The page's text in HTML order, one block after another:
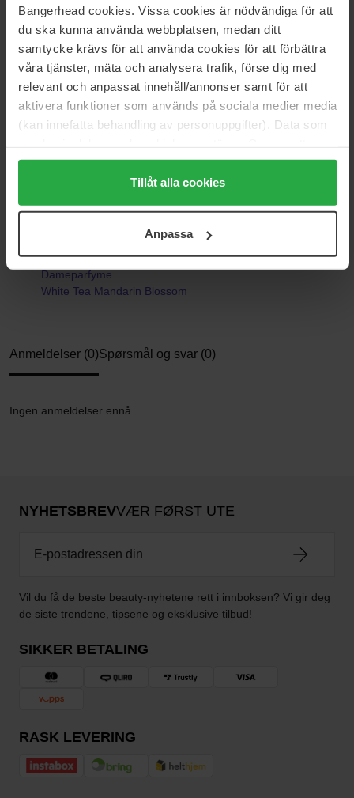
Bangerhead cookies. Vissa cookies är nödvändiga för att
du ska kunna använda webbplatsen, medan ditt
samtycke krävs för att använda cookies för att förbättra
våra tjänster, mäta och analysera trafik, förse dig med
relevant och anpassat innehåll/annonser samt för att
aktivera funktioner som används på sociala medier media
(kan innefatta behandling av personuppgifter). Data som
trycka på "Tillåt alla cookies" accepterar du alla cookies,
medan du under "Detaljer" kan anpassa användningen av
cookies. Du kan när som helst återkalla ditt samtycke.
Tillåt alla cookies
Anpassa
hvit te. Basenotene av moskus, ambroxan og sedertre gir en varm og
frisk dybde.
Toppnoter:mandarin, bergamott, sitron, eksotiske frukter
Hjertenoter:
appelsinblomst, sjasmin, neroli, hvit te
Bunnoter:moskus, ambroxan, sedertre
Stil:floral, frisk
Kategorier:
Parfyme
Dameparfyme
White Tea Mandarin Blossom
Anmeldelser (0)Spørsmål og svar (0)
Ingen anmeldelser ennå
NYHETSBREVVÆR FØRST UTE
Vil du få de beste beauty-nyhetene rett i innboksen? Vi gir deg
de siste trendene, tipsene og eksklusive tilbud!
SIKKER BETALING
RASK LEVERING